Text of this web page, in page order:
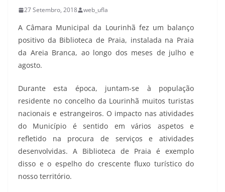
27 Setembro, 2018 web_ufla
A Câmara Municipal da Lourinhã fez um balanço
positivo da Biblioteca de Praia, instalada na Praia
da Areia Branca, ao longo dos meses de julho e
agosto.
Durante esta época, juntam-se à população
residente no concelho da Lourinhã muitos turistas
nacionais e estrangeiros. O impacto nas atividades
do Município é sentido em vários aspetos e
refletido na procura de serviços e atividades
desenvolvidas. A Biblioteca de Praia é exemplo
disso e o espelho do crescente fluxo turístico do
nosso território.